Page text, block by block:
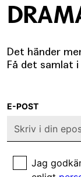
Det händer
Få det samlat
E-POST
Jag